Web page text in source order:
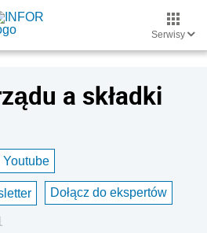
Serwisy
a składki
Youtube
Dołącz do ekspertów